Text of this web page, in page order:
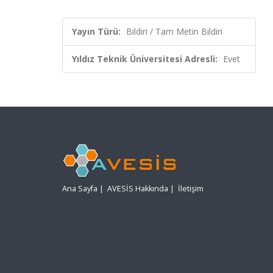
Yayın Türü: Bildiri / Tam Metin Bildiri
Yıldız Teknik Üniversitesi Adresli: Evet
Ana Sayfa | AVESİS Hakkında | İletişim